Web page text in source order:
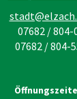
07682 / 804-
07682 / 804-